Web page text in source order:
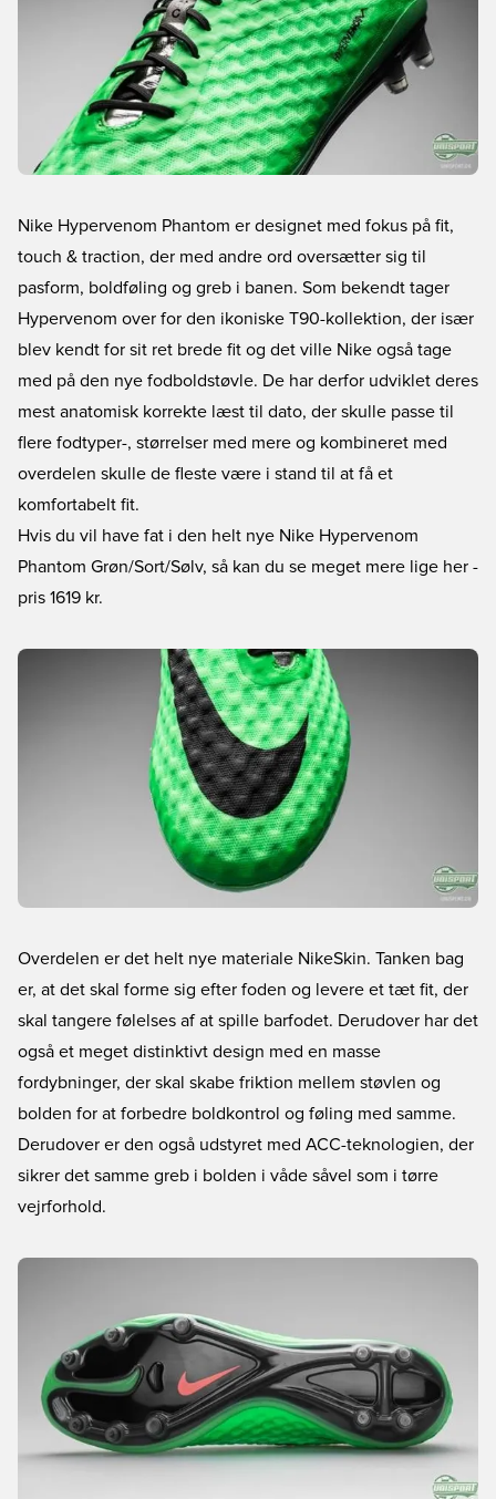
Nike Hypervenom Phantom er designet med fokus på fit,
touch & traction, der med andre ord oversætter sig til
pasform, boldføling og greb i banen. Som bekendt tager
Hypervenom over for den ikoniske T90-kollektion, der især
blev kendt for sit ret brede fit og det ville Nike også tage
med på den nye fodboldstøvle. De har derfor udviklet deres
mest anatomisk korrekte læst til dato, der skulle passe til
flere fodtyper-, størrelser med mere og kombineret med
overdelen skulle de fleste være i stand til at få et
komfortabelt fit.
Hvis du vil have fat i den helt nye Nike Hypervenom
Phantom Grøn/Sort/Sølv, så kan du se meget mere lige her -
pris 1619 kr.
Overdelen er det helt nye materiale NikeSkin. Tanken bag
er, at det skal forme sig efter foden og levere et tæt fit, der
skal tangere følelses af at spille barfodet. Derudover har det
også et meget distinktivt design med en masse
fordybninger, der skal skabe friktion mellem støvlen og
bolden for at forbedre boldkontrol og føling med samme.
Derudover er den også udstyret med ACC-teknologien, der
sikrer det samme greb i bolden i våde såvel som i tørre
vejrforhold.